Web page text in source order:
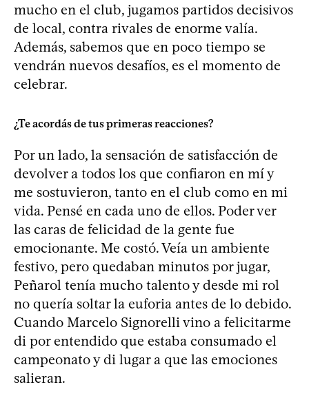
mucho en el club, jugamos partidos decisivos
de local, contra rivales de enorme valía.
Además, sabemos que en poco tiempo se
vendrán nuevos desafíos, es el momento de
celebrar.
¿Te acordás de tus primeras reacciones?
Por un lado, la sensación de satisfacción de
devolver a todos los que confiaron en mí y
me sostuvieron, tanto en el club como en mi
vida. Pensé en cada uno de ellos. Poder ver
las caras de felicidad de la gente fue
emocionante. Me costó. Veía un ambiente
festivo, pero quedaban minutos por jugar,
Peñarol tenía mucho talento y desde mi rol
no quería soltar la euforia antes de lo debido.
Cuando Marcelo Signorelli vino a felicitarme
di por entendido que estaba consumado el
campeonato y di lugar a que las emociones
salieran.